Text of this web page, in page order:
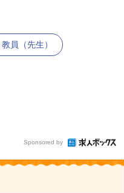
教員（先生）
Sponsored by